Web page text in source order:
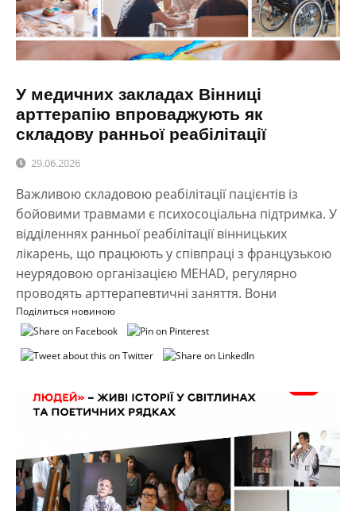
У медичних закладах Вінниці
арттерапію впроваджують як
складову ранньої реабілітації
29.06.2026
Важливою складовою реабілітації пацієнтів із
бойовими травмами є психосоціальна підтримка. У
відділеннях ранньої реабілітації вінницьких
лікарень, що працюють у співпраці з французькою
неурядовою організацією MEHAD, регулярно
проводять арттерапевтичні заняття. Вони
Поділиться новиною